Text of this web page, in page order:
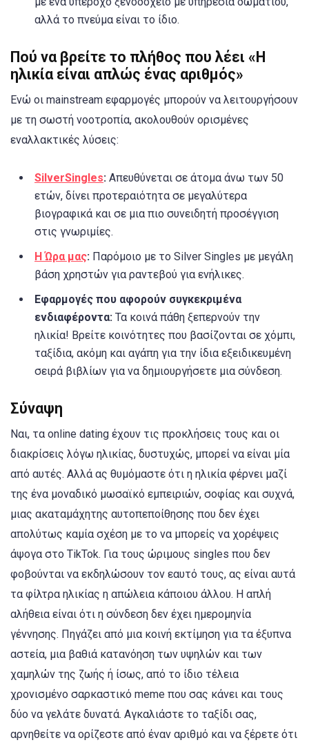
αλλά το πνεύμα είναι το ίδιο.
Πού να βρείτε το πλήθος που λέει «Η
ηλικία είναι απλώς ένας αριθμός»
Ενώ οι mainstream εφαρμογές μπορούν να λειτουργήσουν
με τη σωστή νοοτροπία, ακολουθούν ορισμένες
εναλλακτικές λύσεις:
SilverSingles: Απευθύνεται σε άτομα άνω των 50
ετών, δίνει προτεραιότητα σε μεγαλύτερα
βιογραφικά και σε μια πιο συνειδητή προσέγγιση
στις γνωριμίες.
Η Ώρα μας: Παρόμοιο με το Silver Singles με μεγάλη
βάση χρηστών για ραντεβού για ενήλικες.
Εφαρμογές που αφορούν συγκεκριμένα
ενδιαφέροντα: Τα κοινά πάθη ξεπερνούν την
ηλικία! Βρείτε κοινότητες που βασίζονται σε χόμπι,
ταξίδια, ακόμη και αγάπη για την ίδια εξειδικευμένη
σειρά βιβλίων για να δημιουργήσετε μια σύνδεση.
Σύναψη
Ναι, τα online dating έχουν τις προκλήσεις τους και οι
διακρίσεις λόγω ηλικίας, δυστυχώς, μπορεί να είναι μία
από αυτές. Αλλά ας θυμόμαστε ότι η ηλικία φέρνει μαζί
της ένα μοναδικό μωσαϊκό εμπειριών, σοφίας και συχνά,
μιας ακαταμάχητης αυτοπεποίθησης που δεν έχει
απολύτως καμία σχέση με το να μπορείς να χορέψεις
άψογα στο TikTok. Για τους ώριμους singles που δεν
φοβούνται να εκδηλώσουν τον εαυτό τους, ας είναι αυτά
τα φίλτρα ηλικίας η απώλεια κάποιου άλλου. Η απλή
αλήθεια είναι ότι η σύνδεση δεν έχει ημερομηνία
γέννησης. Πηγάζει από μια κοινή εκτίμηση για τα έξυπνα
αστεία, μια βαθιά κατανόηση των υψηλών και των
χαμηλών της ζωής ή ίσως, από το ίδιο τέλεια
χρονισμένο σαρκαστικό meme που σας κάνει και τους
δύο να γελάτε δυνατά. Αγκαλιάστε το ταξίδι σας,
αρνηθείτε να ορίζεστε από έναν αριθμό και να ξέρετε ότι